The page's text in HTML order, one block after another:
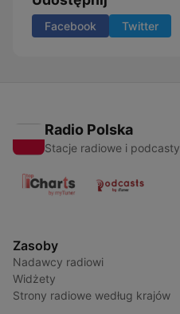
Facebook Twitter
Radio Polska
Stacje radiowe i podcasty
Zasoby
Nadawcy radiowi
Widżety
Strony radiowe według krajów